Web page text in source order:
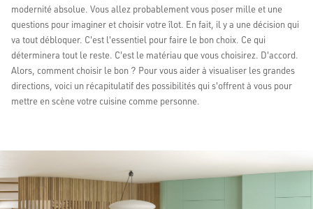
modernité absolue. Vous allez probablement vous poser mille et une
questions pour imaginer et choisir votre îlot. En fait, il y a une décision qui
va tout débloquer. C'est l'essentiel pour faire le bon choix. Ce qui
déterminera tout le reste. C'est le matériau que vous choisirez. D'accord.
Alors, comment choisir le bon ? Pour vous aider à visualiser les grandes
directions, voici un récapitulatif des possibilités qui s'offrent à vous pour
mettre en scène votre cuisine comme personne.